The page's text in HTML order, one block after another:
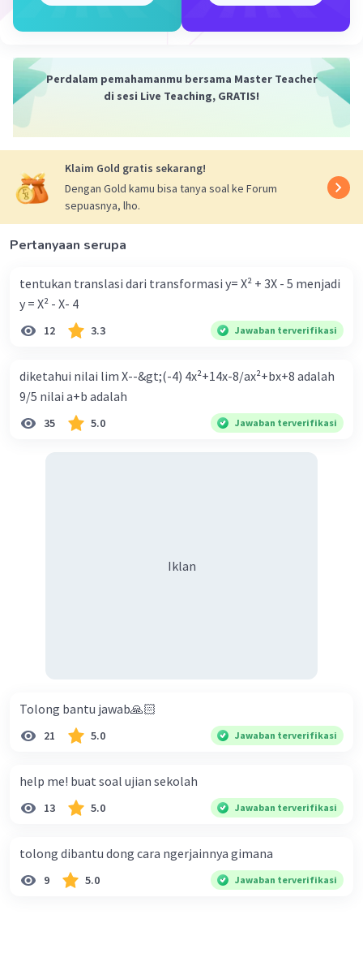
Iklan
Perdalam pemahamanmu bersama Master Teacher
di sesi Live Teaching, GRATIS!
Klaim Gold gratis sekarang!
Dengan Gold kamu bisa tanya soal ke Forum
sepuasnya, lho.
Pertanyaan serupa
tentukan translasi dari transformasi y= X² + 3X - 5 menjadi
y = X² - X- 4
12 3.3 Jawaban terverifikasi
diketahui nilai lim X--&gt;(-4) 4x²+14x-8/ax²+bx+8 adalah
9/5 nilai a+b adalah
35 5.0 Jawaban terverifikasi
Iklan
Tolong bantu jawab🙏🏻
21 5.0 Jawaban terverifikasi
help me! buat soal ujian sekolah
13 5.0 Jawaban terverifikasi
tolong dibantu dong cara ngerjainnya gimana
9 5.0 Jawaban terverifikasi